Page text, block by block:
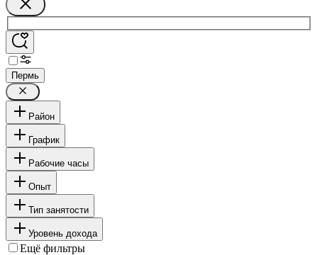
Пермь
Район
График
Рабочие часы
Опыт
Тип занятости
Уровень дохода
Ещё фильтры